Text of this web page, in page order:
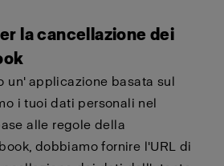
la cancellazione dei
un' applicazione basata sul
i tuoi dati personali nel
alle regole della
dobbiamo fornire l'URL di